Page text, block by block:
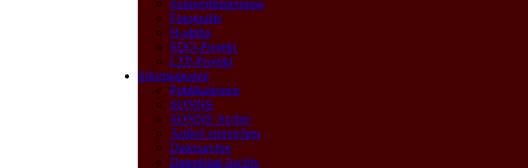
Sonnenfinsternisse
Fotografie
H-alpha
SDO-Projekt
LTP-Projekt
Informationen
Publikationen
SONNE
SONNE Archiv
Artikel einreichen
Datenarchiv
Datenblatt Archiv